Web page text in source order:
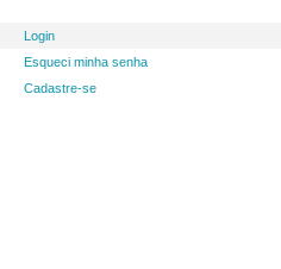
Login
Esqueci minha senha
Cadastre-se